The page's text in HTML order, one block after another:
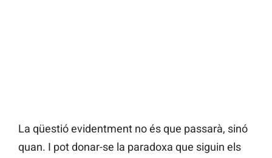
La qüestió evidentment no és que passarà, sinó
quan. I pot donar-se la paradoxa que siguin els